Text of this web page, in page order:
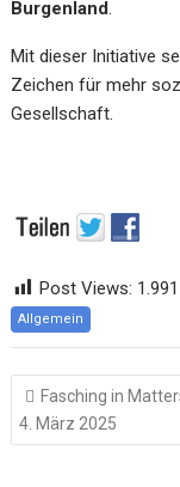
Burgenland.
Mit dieser Initiative
Zeichen für mehr
Gesellschaft.
Post Views: 1.991
Allgemein
Fasching in
4. März 2025